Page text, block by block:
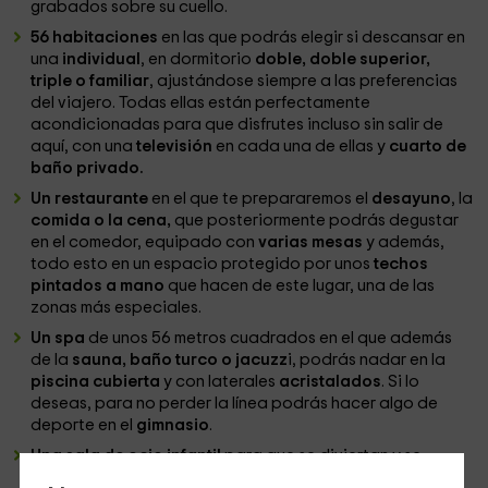
grabados sobre su cuello.
56 habitaciones en las que podrás elegir si descansar en
una individual , en dormitorio doble, doble superior,
triple o familiar, ajustándose siempre a las preferencias
del viajero. Todas ellas están perfectamente
acondicionadas para que disfrutes incluso sin salir de
aquí, con unatelevisión en cada una de ellas y cuarto de
baño privado.
Un restaurante en el que te prepararemos el desayuno, la
comida o la cena, que posteriormente podrás degustar
en el comedor, equipado convarias mesasy además,
todo esto en un espacio protegido por unostechos
pintados a mano que hacen de este lugar, una de las
zonas más especiales.
Un spa de unos 56 metros cuadrados en el que además
de la sauna, baño turco o jacuzzi, podrás nadar en la
piscina cubierta y con laterales acristalados. Si lo
deseas, para no perder la línea podrás hacer algo de
deporte en el gimnasio.
Una sala de ocio infantilpara que se diviertan y se